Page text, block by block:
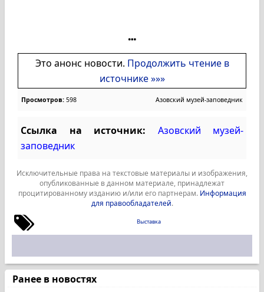
Это анонс новости. Продолжить чтение в
источнике »»»
Просмотров: 598 Азовский музей-заповедник
Ссылка на источник:
Азовский музей-
заповедник
Исключительные права на текстовые материалы и изображения,
опубликованные в данном материале, принадлежат
процитированному изданию и/или его партнерам. Информация
для правообладателей.
Выставка
Ранее в новостях